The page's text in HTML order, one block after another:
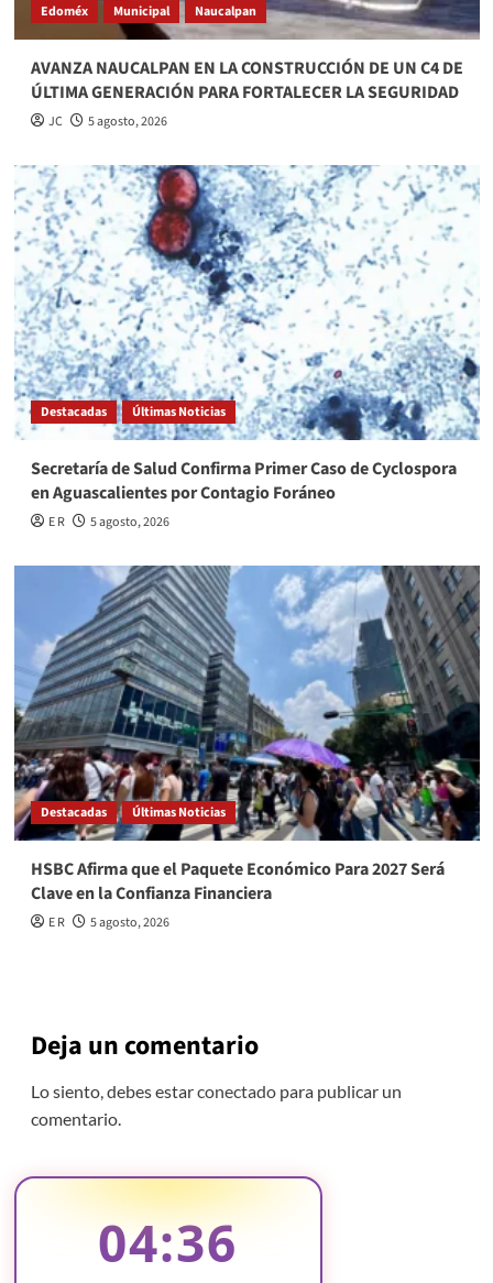
Edoméx Municipal Naucalpan
AVANZA NAUCALPAN EN LA CONSTRUCCIÓN DE UN C4 DE
ÚLTIMA GENERACIÓN PARA FORTALECER LA SEGURIDAD
JC 5 agosto, 2026
Destacadas Últimas Noticias
Secretaría de Salud Confirma Primer Caso de Cyclospora
en Aguascalientes por Contagio Foráneo
E R 5 agosto, 2026
Destacadas Últimas Noticias
HSBC Afirma que el Paquete Económico Para 2027 Será
Clave en la Confianza Financiera
E R 5 agosto, 2026
Deja un comentario
Lo siento, debes estarconectadopara publicar un
comentario.
04:36